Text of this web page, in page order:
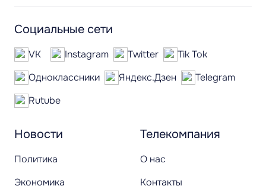
Новости
Политика
Экономика
Телекомпания
О нас
Контакты
Социальные сети
VK Instagram Twitter
Tik Tok
Одноклассники
Яндекс.Дзен
Telegram
Rutube